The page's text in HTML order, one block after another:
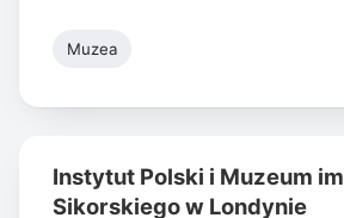
Muzea
Instytut Polski i Muzeum
Sikorskiego w Londynie